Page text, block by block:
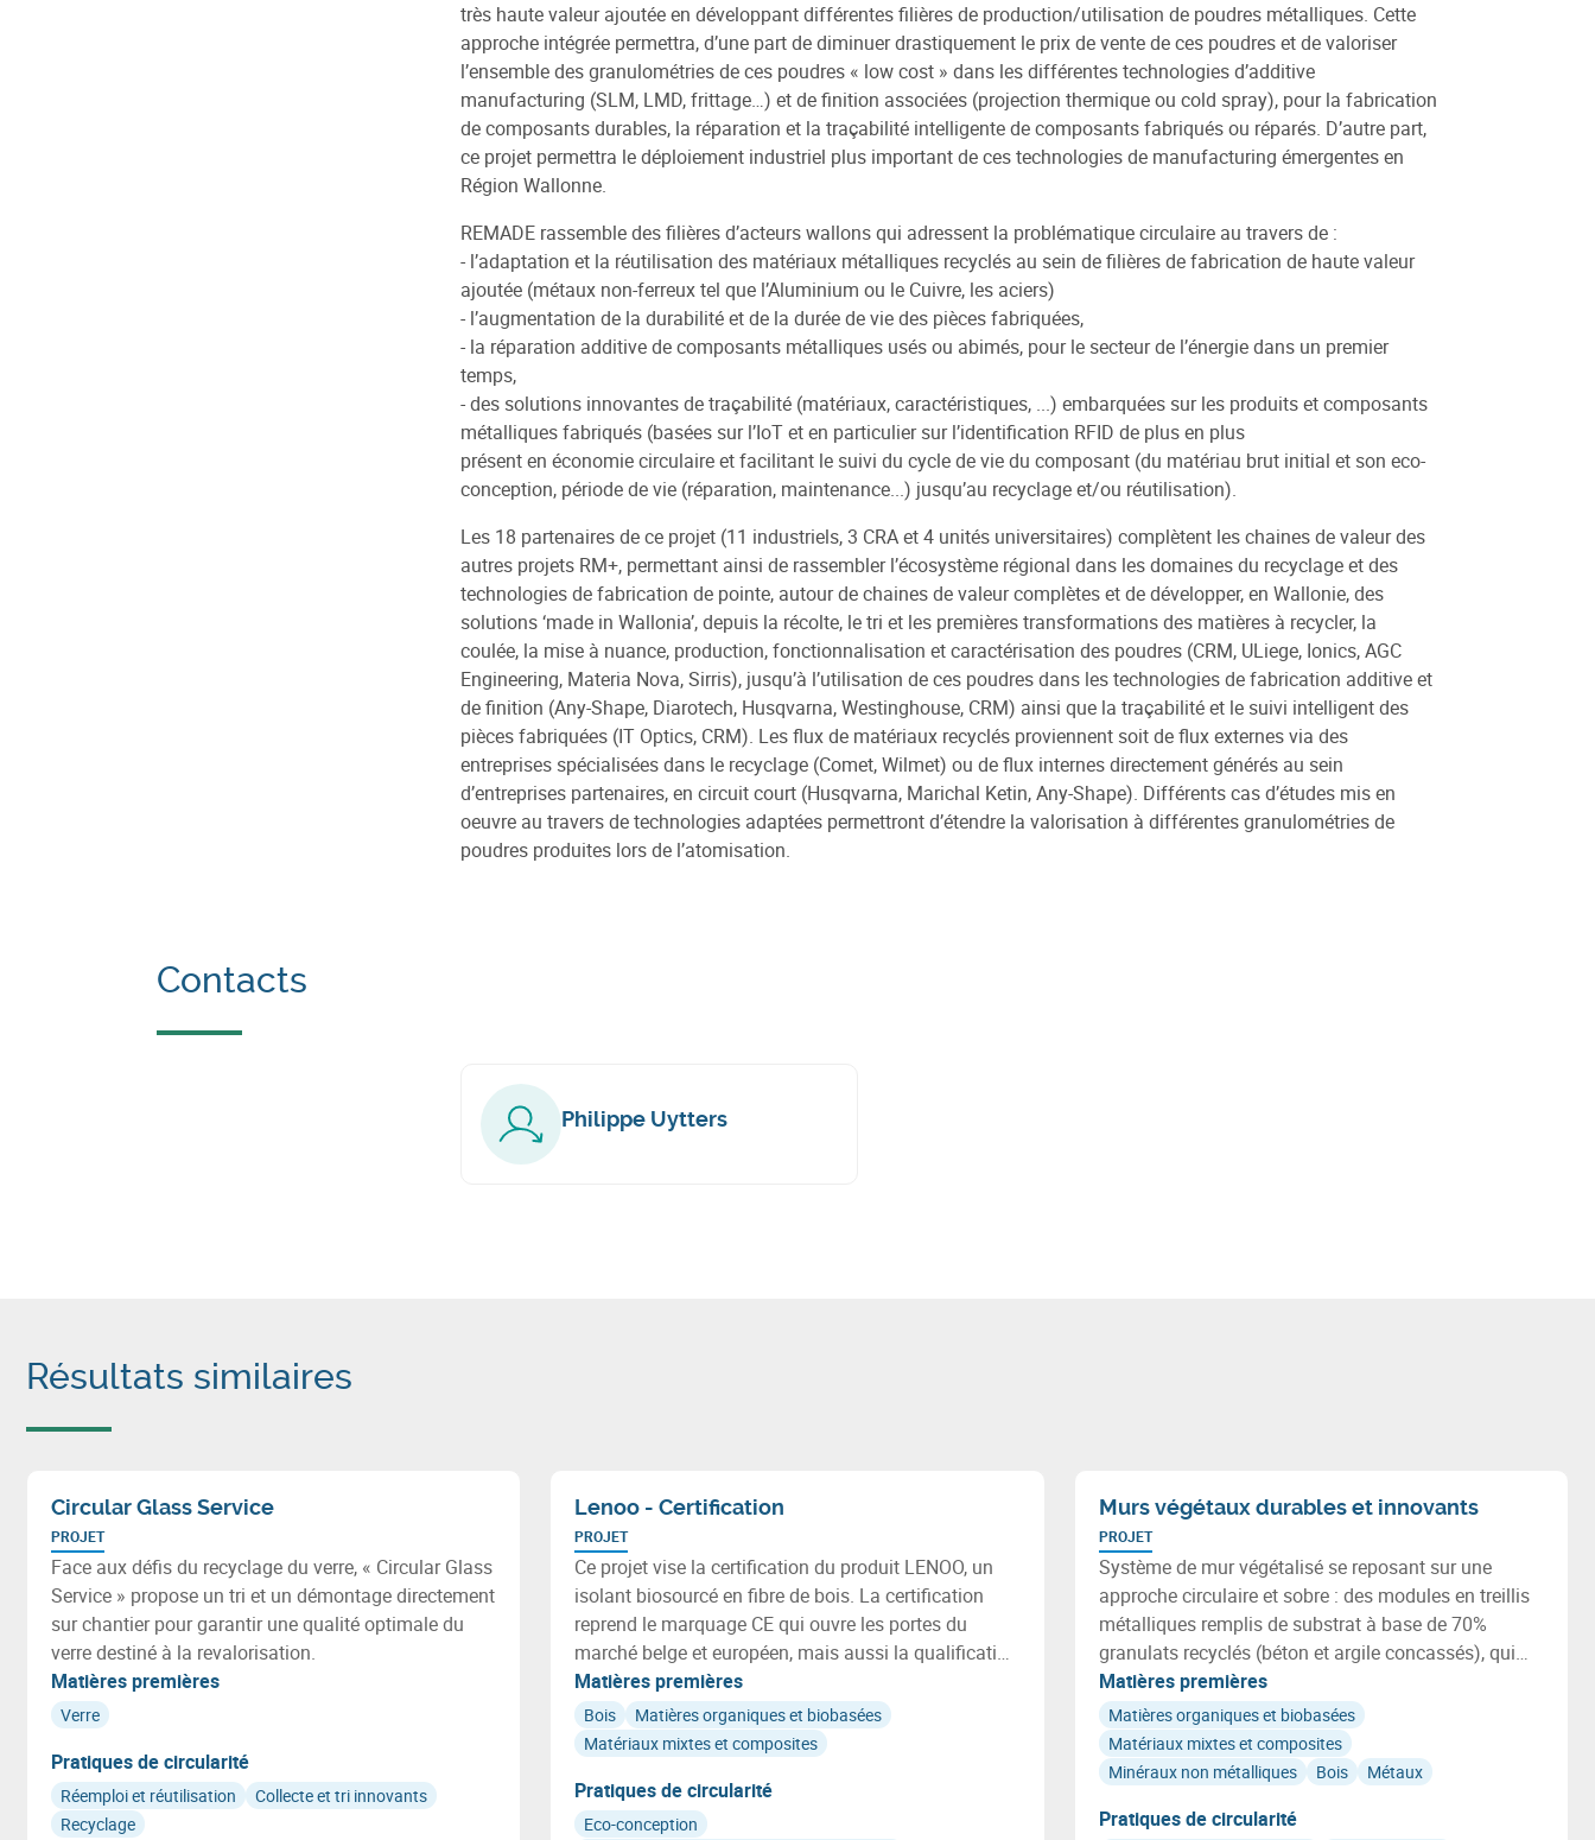
très haute valeur ajoutée en développant différentes filières de production/utilisation de poudres métalliques. Cette
approche intégrée permettra, d’une part de diminuer drastiquement le prix de vente de ces poudres et de valoriser
l’ensemble des granulométries de ces poudres « low cost » dans les différentes technologies d’additive
manufacturing (SLM, LMD, frittage…) et de finition associées (projection thermique ou cold spray), pour la fabrication
de composants durables, la réparation et la traçabilité intelligente de composants fabriqués ou réparés. D’autre part,
ce projet permettra le déploiement industriel plus important de ces technologies de manufacturing émergentes en
Région Wallonne.
REMADE rassemble des filières d’acteurs wallons qui adressent la problématique circulaire au travers de :
- l’adaptation et la réutilisation des matériaux métalliques recyclés au sein de filières de fabrication de haute valeur
ajoutée (métaux non-ferreux tel que l’Aluminium ou le Cuivre, les aciers)
- l’augmentation de la durabilité et de la durée de vie des pièces fabriquées,
- la réparation additive de composants métalliques usés ou abimés, pour le secteur de l’énergie dans un premier
temps,
- des solutions innovantes de traçabilité (matériaux, caractéristiques, ...) embarquées sur les produits et composants
métalliques fabriqués (basées sur l’IoT et en particulier sur l’identification RFID de plus en plus
présent en économie circulaire et facilitant le suivi du cycle de vie du composant (du matériau brut initial et son eco-
conception, période de vie (réparation, maintenance...) jusqu’au recyclage et/ou réutilisation).
Les 18 partenaires de ce projet (11 industriels, 3 CRA et 4 unités universitaires) complètent les chaines de valeur des
autres projets RM+, permettant ainsi de rassembler l’écosystème régional dans les domaines du recyclage et des
technologies de fabrication de pointe, autour de chaines de valeur complètes et de développer, en Wallonie, des
solutions ‘made in Wallonia’, depuis la récolte, le tri et les premières transformations des matières à recycler, la
coulée, la mise à nuance, production, fonctionnalisation et caractérisation des poudres (CRM, ULiege, Ionics, AGC
Engineering, Materia Nova, Sirris), jusqu’à l’utilisation de ces poudres dans les technologies de fabrication additive et
de finition (Any-Shape, Diarotech, Husqvarna, Westinghouse, CRM) ainsi que la traçabilité et le suivi intelligent des
pièces fabriquées (IT Optics, CRM). Les flux de matériaux recyclés proviennent soit de flux externes via des
entreprises spécialisées dans le recyclage (Comet, Wilmet) ou de flux internes directement générés au sein
d’entreprises partenaires, en circuit court (Husqvarna, Marichal Ketin, Any-Shape). Différents cas d’études mis en
oeuvre au travers de technologies adaptées permettront d’étendre la valorisation à différentes granulométries de
poudres produites lors de l’atomisation.
Contacts
Philippe Uytters
Résultats similaires
Circular Glass Service
PROJET
Face aux défis du recyclage du verre, « Circular Glass
Service » propose un tri et un démontage directement
sur chantier pour garantir une qualité optimale du
verre destiné à la revalorisation.
Matières premières
Verre
Pratiques de circularité
Réemploi et réutilisation
Collecte et tri innovants
Recyclage
Lenoo - Certification
PROJET
Ce projet vise la certification du produit LENOO, un
isolant biosourcé en fibre de bois. La certification
reprend le marquage CE qui ouvre les portes du
marché belge et européen, mais aussi la qualification
des caractéristiques environnementales de LENOO,
dont la qualité de l'air intérieur et la nature
biosourcée.
Matières premières
Bois
Matières organiques et biobasées
Matériaux mixtes et composites
Pratiques de circularité
Eco-conception
Murs végétaux durables et innovants
PROJET
Système de mur végétalisé se reposant sur une
approche circulaire et sobre : des modules en treillis
métalliques remplis de substrat à base de 70%
granulats recyclés (béton et argile concassés), qui
accueillent exclusivement des plantes indigènes
adaptées.
Matières premières
Matières organiques et biobasées
Matériaux mixtes et composites
Minéraux non métalliques
Bois Métaux
Pratiques de circularité